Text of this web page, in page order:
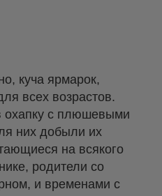
куча ярмарок,
всех возрастов.
охапку с плюшевыми
них добыли их
на всякого
родители со
и временами с